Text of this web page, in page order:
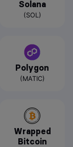
Solana
(SOL)
Polygon
(MATIC)
Wrapped
Bitcoin